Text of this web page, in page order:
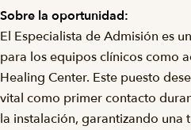
Sobre la oportunidad:
El Especialista de Admisión es
para los equipos clínicos como
Healing Center. Este puesto
vital como primer contacto
la instalación, garantizando una